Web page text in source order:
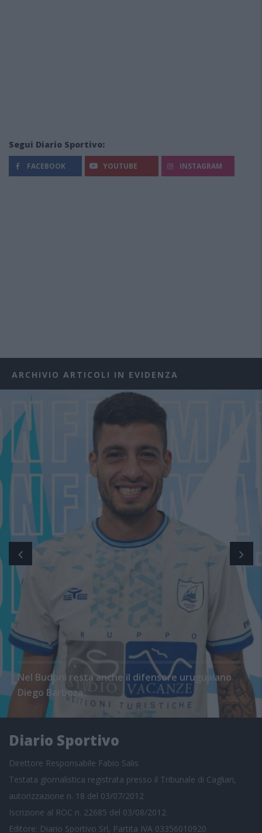
Segui Diario Sportivo:
FACEBOOK YOUTUBE INSTAGRAM
ARCHIVIO ARTICOLI IN EVIDENZA
Nel Budoni resta anche il difensore uruguaiano
Diego Barboza
Diario Sportivo
Direttore Responsabile Fabio Salis
Testata giornalistica registrata presso il Tribunale di Cagliari,
autorizzazione n. 18 del 03/07/2012
Iscrizione al ROC n. 22685 del 03/08/2012
Editore: Diario Sportivo Srl, Partita IVA 03356010920